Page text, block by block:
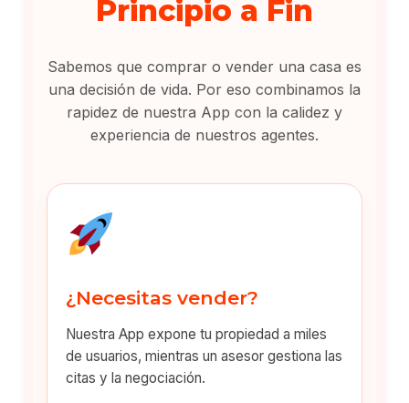
Principio a Fin
Sabemos que comprar o vender una casa es
una decisión de vida. Por eso combinamos la
rapidez de nuestra App con la calidez y
experiencia de nuestros agentes.
¿Necesitas vender?
Nuestra App expone tu propiedad a miles
de usuarios, mientras un asesor gestiona las
citas y la negociación.